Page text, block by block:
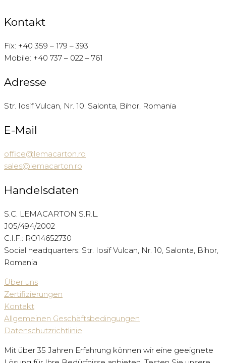
Kontakt
Fix: +40 359 – 179 – 393
Mobile: +40 737 – 022 – 761
Adresse
Str. Iosif Vulcan, Nr. 10, Salonta, Bihor, Romania
E-Mail
office@lemacarton.ro
sales@lemacarton.ro
Handelsdaten
S.C. LEMACARTON S.R.L.
J05/494/2002
C.I.F.: RO14652730
Social headquarters: Str. Iosif Vulcan, Nr. 10, Salonta, Bihor,
Romania
Über uns
Zertifizierungen
Kontakt
Allgemeinen Geschäftsbedingungen
Datenschutzrichtlinie
Mit über 35 Jahren Erfahrung können wir eine geeignete